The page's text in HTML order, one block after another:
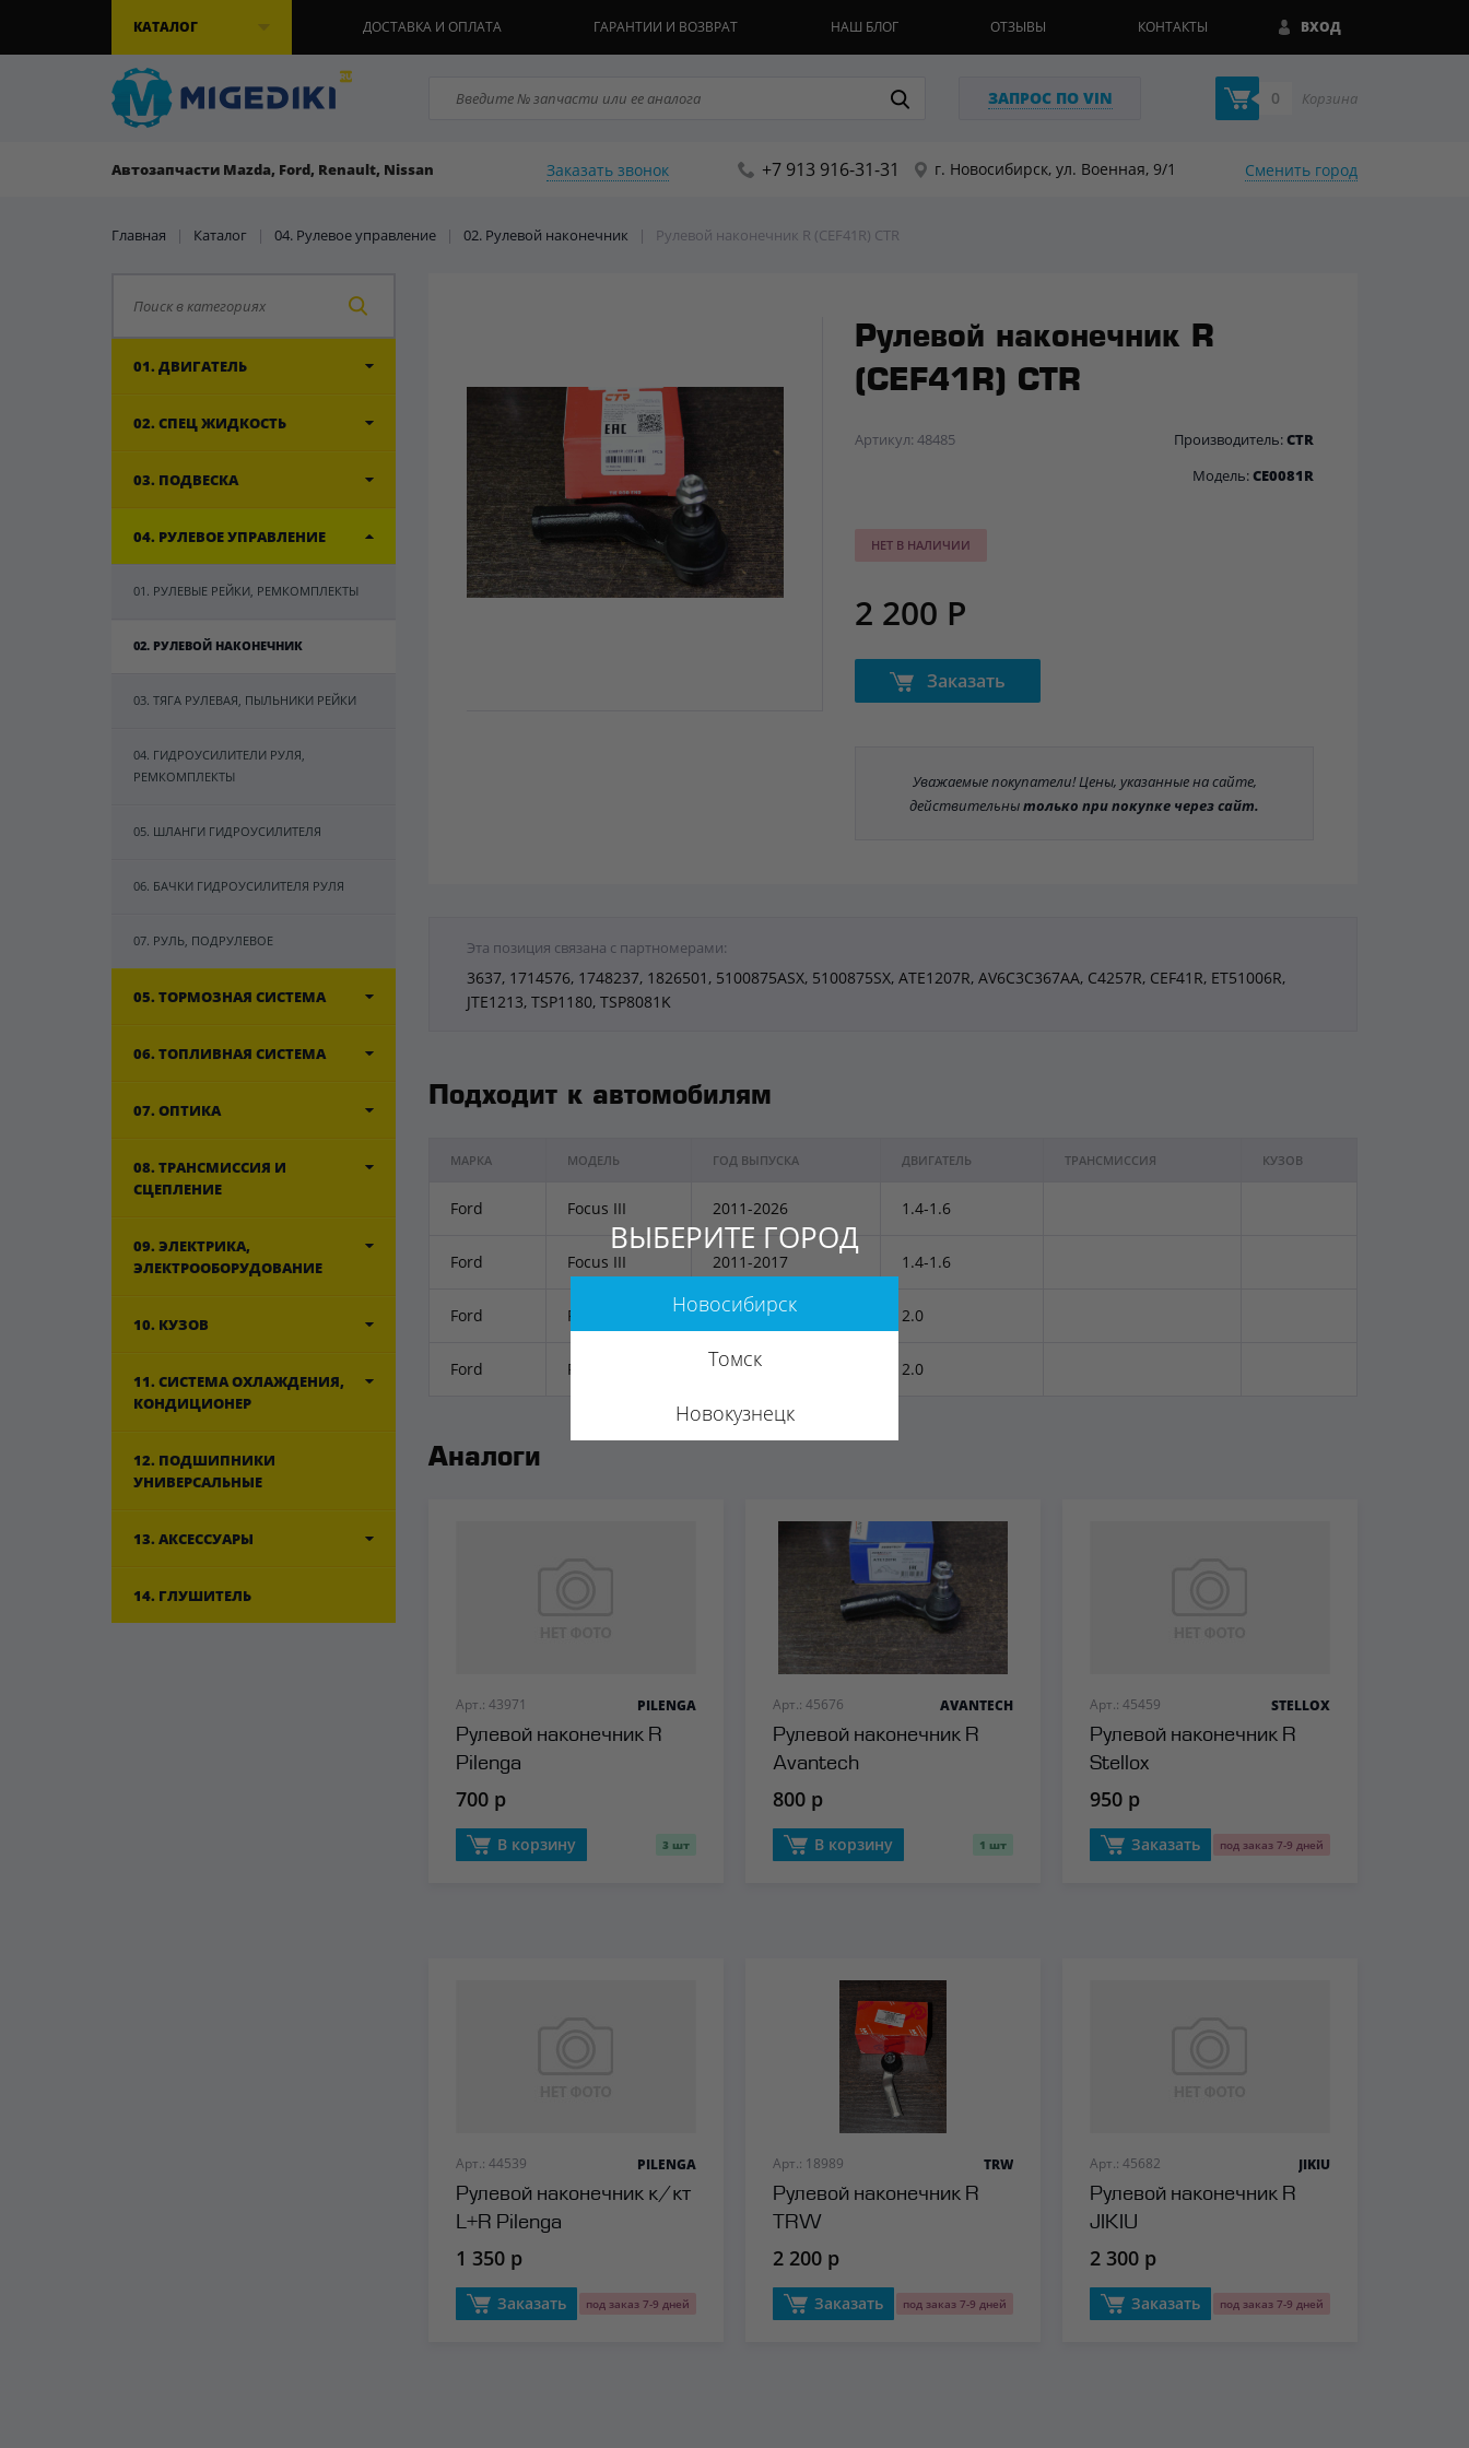
КАТАЛОГ ВХОД
ДОСТАВКА И ОПЛАТА ГАРАНТИИ И ВОЗВРАТ НАШ БЛОГ ОТЗЫВЫ КОНТАКТЫ
ЗАПРОС ПО VIN 0 Корзина
Автозапчасти Mazda, Ford, Renault, Nissan Заказать звонок +7 913 916-31-31 г. Новосибирск, ул. Военная, 9/1 Сменить город
Главная | Каталог | 04. Рулевое управление | 02. Рулевой наконечник | Рулевой наконечник R (CEF41R) CTR
01. ДВИГАТЕЛЬ
02. СПЕЦ ЖИДКОСТЬ
03. ПОДВЕСКА
04. РУЛЕВОЕ УПРАВЛЕНИЕ
01. РУЛЕВЫЕ РЕЙКИ, РЕМКОМПЛЕКТЫ
02. РУЛЕВОЙ НАКОНЕЧНИК
03. ТЯГА РУЛЕВАЯ, ПЫЛЬНИКИ РЕЙКИ
04. ГИДРОУСИЛИТЕЛИ РУЛЯ,
РЕМКОМПЛЕКТЫ
05. ШЛАНГИ ГИДРОУСИЛИТЕЛЯ
06. БАЧКИ ГИДРОУСИЛИТЕЛЯ РУЛЯ
07. РУЛЬ, ПОДРУЛЕВОЕ
05. ТОРМОЗНАЯ СИСТЕМА
06. ТОПЛИВНАЯ СИСТЕМА
07. ОПТИКА
08. ТРАНСМИССИЯ И
СЦЕПЛЕНИЕ
09. ЭЛЕКТРИКА,
ЭЛЕКТРООБОРУДОВАНИЕ
10. КУЗОВ
11. СИСТЕМА ОХЛАЖДЕНИЯ,
КОНДИЦИОНЕР
12. ПОДШИПНИКИ
УНИВЕРСАЛЬНЫЕ
13. АКСЕССУАРЫ
14. ГЛУШИТЕЛЬ
Рулевой наконечник R
(CEF41R) CTR
Артикул: 48485 Производитель:CTR
Модель:CE0081R
НЕТ В НАЛИЧИИ
2 200 Р
Заказать
Уважаемые покупатели! Цены, указанные на сайте,
действительнытолько при покупке через сайт.
Эта позиция связана с партномерами:
3637, 1714576, 1748237, 1826501, 5100875ASX, 5100875SX, ATE1207R, AV6C3C367AA, C4257R, CEF41R, ET51006R,
JTE1213, TSP1180, TSP8081K
Подходит к автомобилям
МАРКА МОДЕЛЬ ГОД ВЫПУСКА ДВИГАТЕЛЬ ТРАНСМИССИЯ КУЗОВ
Ford Focus III 2011-2026 1.4-1.6
Ford Focus III 2011-2017 1.4-1.6
Ford Focus III 2011-2026 2.0
Ford Focus III 2011-2017 2.0
Аналоги
Арт.: 43971
Рулевой наконечник R
Pilenga
PILENGA
700 р
В корзину 3 шт
Арт.: 45676
Рулевой наконечник R
Avantech
AVANTECH
800 р
В корзину 1 шт
Арт.: 45459
Рулевой наконечник R
Stellox
STELLOX
950 р
Заказать под заказ 7-9 дней
Арт.: 44539
Рулевой наконечник к/кт
L+R Pilenga
PILENGA
1 350 р
Заказать под заказ 7-9 дней
Арт.: 18989
Рулевой наконечник R
TRW
TRW
2 200 р
Заказать под заказ 7-9 дней
Арт.: 45682
Рулевой наконечник R
JIKIU
JIKIU
2 300 р
Заказать под заказ 7-9 дней
ВЫБЕРИТЕ ГОРОД
Новосибирск
Томск
Новокузнецк